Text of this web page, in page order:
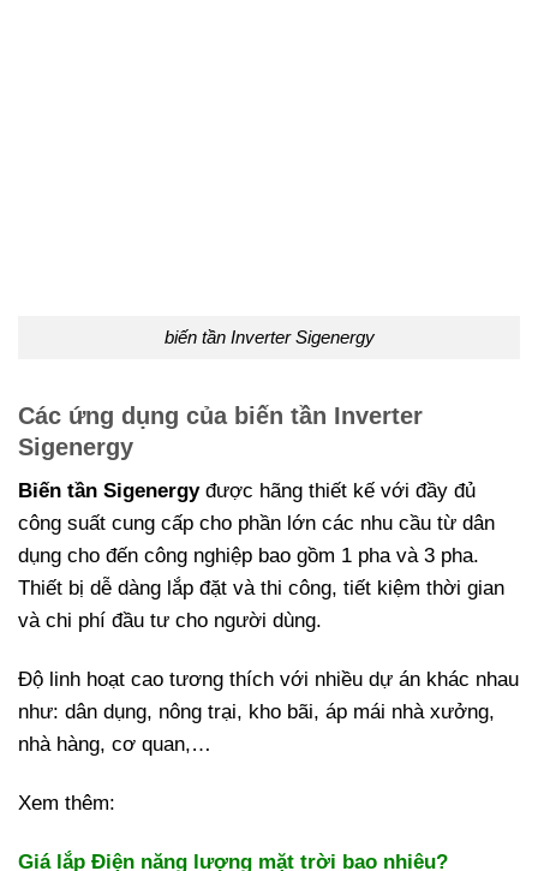
biến tần Inverter Sigenergy
Các ứng dụng của biến tần Inverter
Sigenergy
Biến tần Sigenergyđược hãng thiết kế với đầy đủ
công suất cung cấp cho phần lớn các nhu cầu từ dân
dụng cho đến công nghiệp bao gồm 1 pha và 3 pha.
Thiết bị dễ dàng lắp đặt và thi công, tiết kiệm thời gian
và chi phí đầu tư cho người dùng.
Độ linh hoạt cao tương thích với nhiều dự án khác nhau
như: dân dụng, nông trại, kho bãi, áp mái nhà xưởng,
nhà hàng, cơ quan,…
Xem thêm:
Giá lắp Điện năng lượng mặt trời bao nhiêu?